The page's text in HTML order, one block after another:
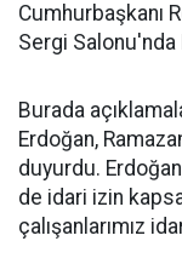
Cumhurbaşkanı
Sergi Salonu'nda
Burada
Erdoğan,
duyurdu.
de idari izin
çalışanlarımız